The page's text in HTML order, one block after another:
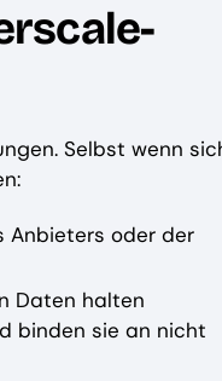
Selbst wenn
Anbieters oder der
Daten halten
binden sie an nicht